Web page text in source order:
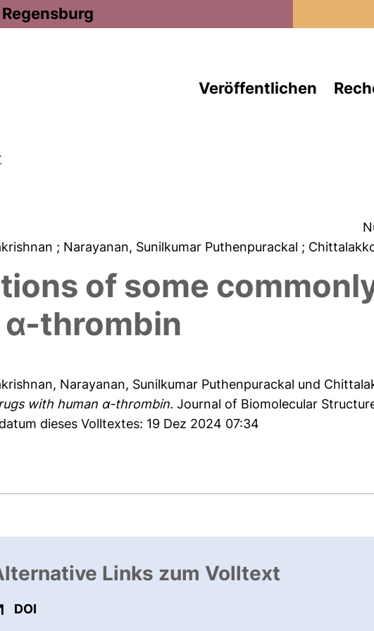
Veröffentlichen
; Narayanan, Sunilkumar Puthenpurackal ;
of some
α-thrombin
, Narayanan, Sunilkumar Puthenpurackal und
with human α-thrombin. Journal of Biomolecular
dieses Volltextes: 19 Dez 2024 07:34
Links zum Volltext
DOI